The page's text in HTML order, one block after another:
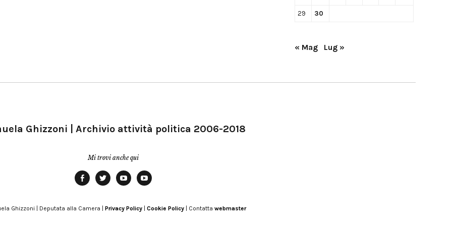
29 30
« Mag Lug »
Ghizzoni | Archivio attività politica 2006-2018
Mi trovi anche qui
Modena
Ghizzoni | Deputata alla Camera | Privacy Policy Cookie Policy | Contatta webmaster